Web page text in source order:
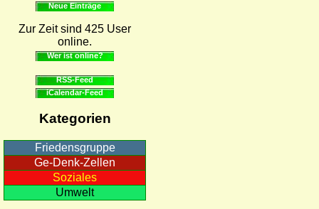
Neue Einträge
Zur Zeit sind 425 User
online.
Wer ist online?
RSS-Feed
iCalendar-Feed
Kategorien
Friedensgruppe
Ge-Denk-Zellen
Soziales
Umwelt